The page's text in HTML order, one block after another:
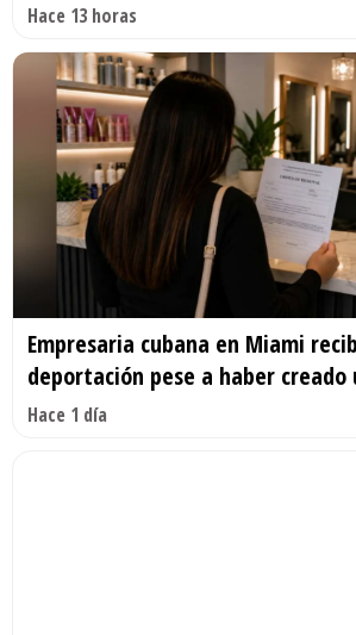
Hace 13 horas
Empresaria cubana en Miami
deportación pese a haber creado
Hace 1 día